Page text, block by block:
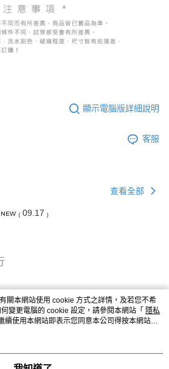
顯示電腦版詳細說明
客服
查看全部
ɴᴇᴡ ₍ 09.17 ₎
關本網站使用 cookie 方式之詳情，及若您不希
變更電腦的 cookie 設定，請參閱本網站「 隱私
續使用本網站即表示您同意本公司得按本網站使
。